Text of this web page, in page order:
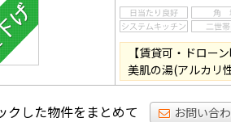
【賃貸可・ドロー
美肌の湯(アルカリ
クした物件をまとめて お問い合